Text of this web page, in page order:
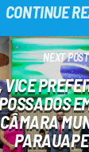
CONTINUE
NEXT POST